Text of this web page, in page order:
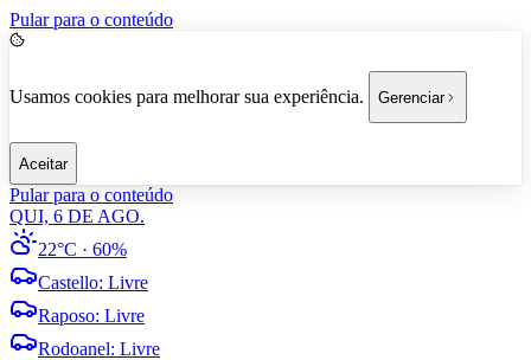
Pular para o conteúdo
Usamos cookies para melhorar sua experiência. Gerenciar
Aceitar
Pular para o conteúdo
QUI, 6 DE AGO.
22°C · 60%
Castello: Livre
Raposo: Livre
Rodoanel: Livre